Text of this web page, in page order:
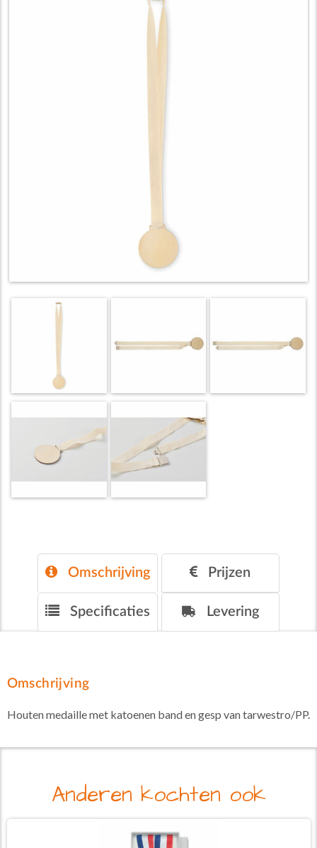
Omschrijving Prijzen
Specificaties Levering
Omschrijving
Houten medaille met katoenen band en gesp van tarwestro/PP.
Anderen kochten ook